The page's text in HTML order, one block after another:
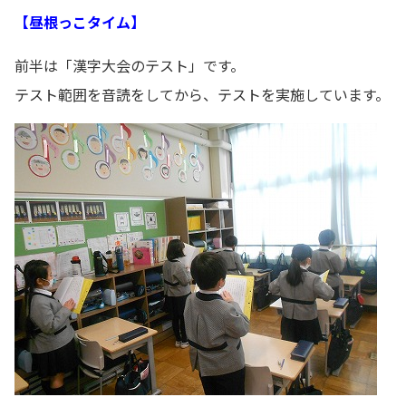
【昼根っこタイム】
前半は「漢字大会のテスト」です。
テスト範囲を音読をしてから、テストを実施しています。